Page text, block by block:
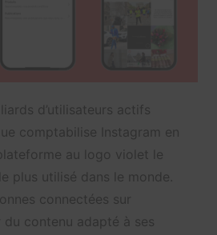
d’utilisateurs actifs
comptabilise Instagram en
au logo violet le
le plus utilisé dans le monde.
connectées sur
du contenu adapté à ses